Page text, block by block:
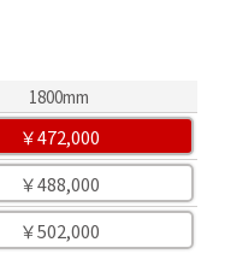
1800mm
￥472,000
￥488,000
￥502,000